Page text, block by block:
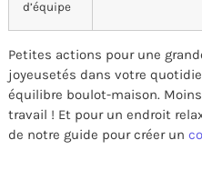
d’équipe
Petites actions pour une
joyeusetés dans votre
équilibre boulot-maison.
travail ! Et pour un endroit
de notre guide pour créer un